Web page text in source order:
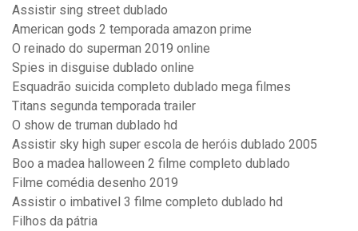
Assistir sing street dublado
American gods 2 temporada amazon prime
O reinado do superman 2019 online
Spies in disguise dublado online
Esquadrão suicida completo dublado mega filmes
Titans segunda temporada trailer
O show de truman dublado hd
Assistir sky high super escola de heróis dublado 2005
Boo a madea halloween 2 filme completo dublado
Filme comédia desenho 2019
Assistir o imbativel 3 filme completo dublado hd
Filhos da pátria